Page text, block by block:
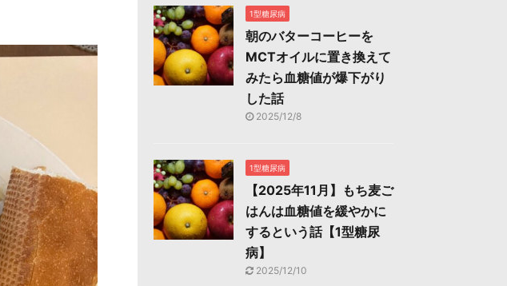
1型糖尿病
朝のバターコーヒーを
MCTオイルに置き換えて
みたら血糖値が爆下がり
した話
2025/12/8
1型糖尿病
【2025年11月】もち麦ご
はんは血糖値を緩やかに
するという話【1型糖尿
病】
2025/12/10